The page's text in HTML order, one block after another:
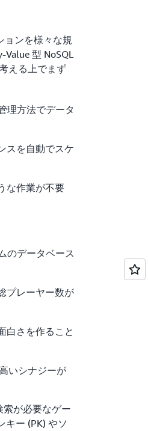
ョンを様々な規
型 NoSQL
える上でまず
理方法でデータ
スを自動でスケ
な作業が不要
のデータベース
プレーヤー数が
白さを作ること
いシナジーが
が必要なゲー
キー (PK) やソ